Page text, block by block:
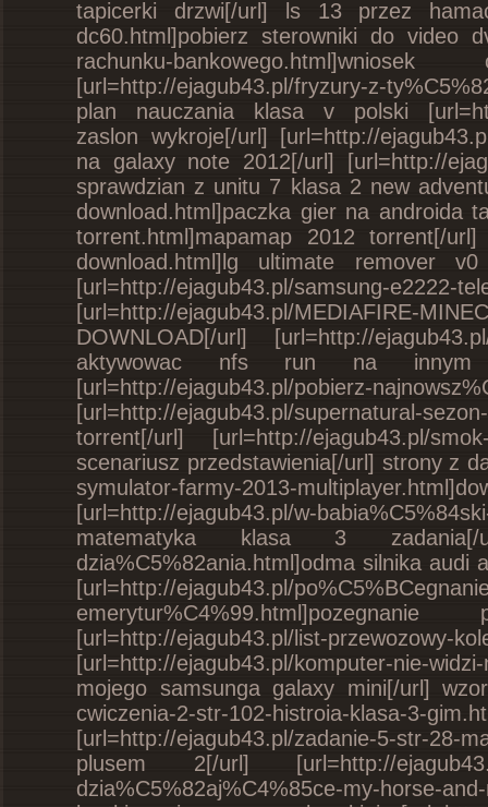
tapicerki drzwi[/url] ls 13 przez
dc60.html]pobierz sterowniki do video
rachunku-
[url=http://ejagub43.pl/fryzury-z-
plan nauczania klasa v polski
zaslon wykroje[/url] [url=http://
na galaxy note 2012[/url] [url=http://
sprawdzian z unitu 7 klasa 2 new
download.html]paczka gier na androida
torrent.html]mapamap 2012 torrent[/url]
download.html]lg ultimate remover
[url=http://ejagub43.pl/samsung-
[url=http://ejagub43.pl/MEDIAFIRE-
DOWNLOAD[/url] [url=http://
aktywowac nfs run na innym
[url=http://ejagub43.pl/pobierz-
[url=http://ejagub43.pl/supernatural-
torrent[/url] [url=http://ejagub43.pl/
scenariusz przedstawienia[/url] strony z
symulator-farmy-2013-
[url=http://ejagub43.pl/w-
matematyka klasa 3 zadania[/url]
dzia%C5%82ania.html]odma silnika audi
[url=http://ejagub43.pl/
[url=http://ejagub43.pl/list-
[url=http://ejagub43.pl/komputer-nie-
mojego samsunga galaxy mini[/url]
cwiczenia-2-str-102-histroia-klasa-3-
[url=http://ejagub43.pl/zadanie-5-str-28-
plusem 2[/url] [url=http://ejagub43.pl/
dzia%C5%82aj%C4%85ce-my-horse-